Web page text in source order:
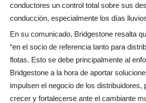
conductores un control total sobre sus
conducción, especialmente los días
En su comunicado, Bridgestone resalta
“en el socio de referencia tanto para
flotas. Esto se debe principalmente al
Bridgestone a la hora de aportar
impulsen el negocio de los distribuidores,
crecer y fortalecerse ante el cambiante